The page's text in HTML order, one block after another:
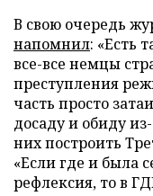
В свою очередь
напомнил: «Есть
все-все немцы
преступления
часть просто
досаду и обиду
них построить
«Если где и была
рефлексия, то в